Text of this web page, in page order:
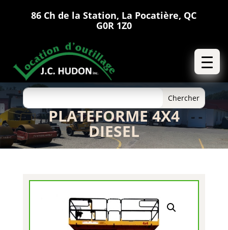
86 Ch de la Station, La Pocatière, QC
G0R 1Z0
PLATEFORME 4X4
DIESEL